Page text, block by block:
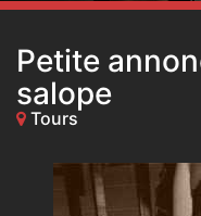
Petite
salope
Tours